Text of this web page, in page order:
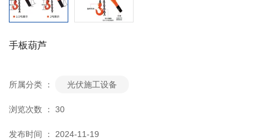
手板葫芦
所属分类 ： 光伏施工设备
浏览次数 ： 30
发布时间 ： 2024-11-19